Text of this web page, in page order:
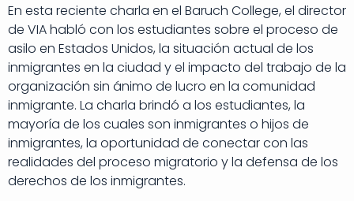
En esta reciente charla en el Baruch College, el director
de VIA habló con los estudiantes sobre el proceso de
asilo en Estados Unidos, la situación actual de los
inmigrantes en la ciudad y el impacto del trabajo de la
organización sin ánimo de lucro en la comunidad
inmigrante. La charla brindó a los estudiantes, la
mayoría de los cuales son inmigrantes o hijos de
inmigrantes, la oportunidad de conectar con las
realidades del proceso migratorio y la defensa de los
derechos de los inmigrantes.